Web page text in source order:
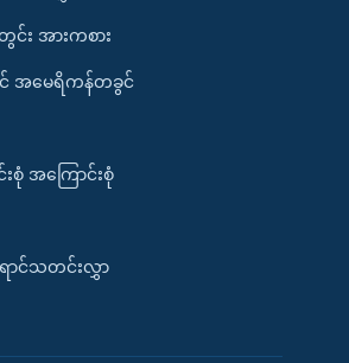
း အားကစား
အမေရိကန်တခွင်
းစုံ အကြောင်းစုံ
င်သတင်းလွှာ